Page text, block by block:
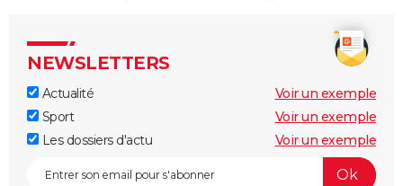
NEWSLETTERS
Actualité
Voir un exemple
Sport
Voir un exemple
Les dossiers d'actu
Voir un exemple